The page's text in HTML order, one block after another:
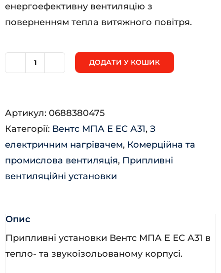
енергоефективну вентиляцію з
поверненням тепла витяжного повітря.
Е-24,0
ЕС
П
А31
кількість
ДОДАТИ У КОШИК
Артикул: 0688380475
Категорії: Вентс МПА Е ЕС А31, З
електричним нагрівачем, Комерційна та
промислова вентиляція, Припливні
вентиляційні установки
Опис
Припливні установки Вентс МПА Е ЕС А31 в
тепло- та звукоізольованому корпусі.